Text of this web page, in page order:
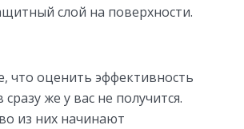
слой на поверхности.
что оценить эффективность
же у вас не получится.
из них начинают